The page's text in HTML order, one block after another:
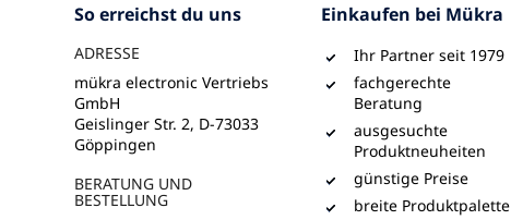
So erreichst du uns
ADRESSE
mükra electronic Vertriebs
GmbH
Geislinger Str. 2, D-73033
Göppingen
BERATUNG UND
BESTELLUNG
Einkaufen bei Mükra
Ihr Partner seit 1979
fachgerechte
Beratung
ausgesuchte
Produktneuheiten
günstige Preise
breite Produktpalette